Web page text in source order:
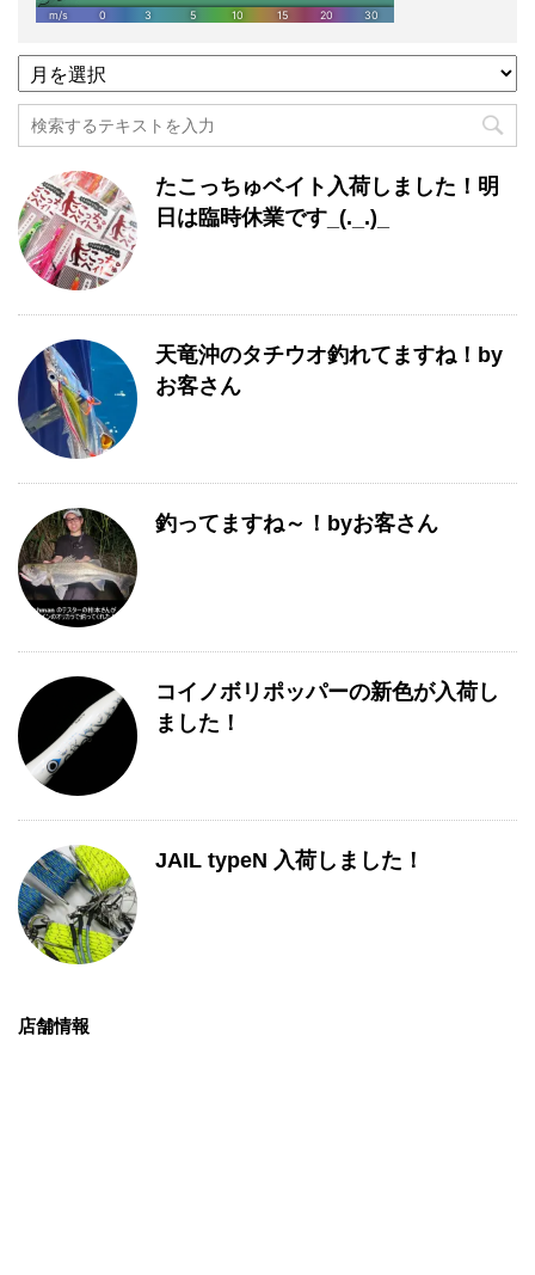
過
去
記
事
別
一
覧
たこっちゅベイト入荷しました！明
日は臨時休業です_(._.)_
天竜沖のタチウオ釣れてますね！by
お客さん
釣ってますね～！byお客さん
コイノボリポッパーの新色が入荷し
ました！
JAIL typeN 入荷しました！
店舗情報